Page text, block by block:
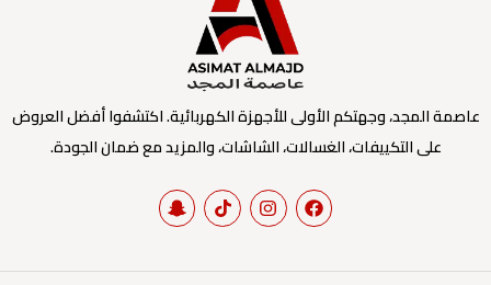
عاصمة المجد، وجهتكم الأولى للأجهزة الكهربائية. اكتشفوا أفضل العروض
على التكييفات، الغسالات، الشاشات، والمزيد مع ضمان الجودة.